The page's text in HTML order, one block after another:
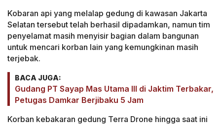
Kobaran api yang melalap gedung di kawasan Jakarta
Selatan tersebut telah berhasil dipadamkan, namun tim
penyelamat masih menyisir bagian dalam bangunan
untuk mencari korban lain yang kemungkinan masih
terjebak.
BACA JUGA:
Gudang PT Sayap Mas Utama III di Jaktim Terbakar,
Petugas Damkar Berjibaku 5 Jam
Korban kebakaran gedung Terra Drone hingga saat ini